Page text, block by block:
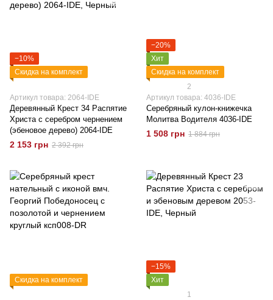
−10%
Скидка на комплект
Артикул товара: 2064-IDE
Деревянный Крест 34 Распятие
Христа с серебром чернением
(эбеновое дерево) 2064-IDE
2 153 грн 2 392 грн
−20%
Хит
Скидка на комплект
2
Артикул товара: 4036-IDE
Серебряный кулон-книжечка
Молитва Водителя 4036-IDE
1 508 грн 1 884 грн
Скидка на комплект
−15%
Хит
1